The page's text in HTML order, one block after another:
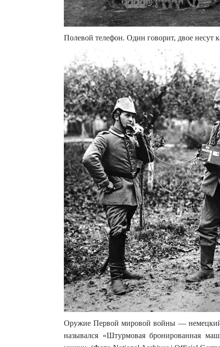
Полевой телефон. Один говорит, двое несут
Оружие Первой мировой войны — немецкий
назывался «Штурмовая бронированная